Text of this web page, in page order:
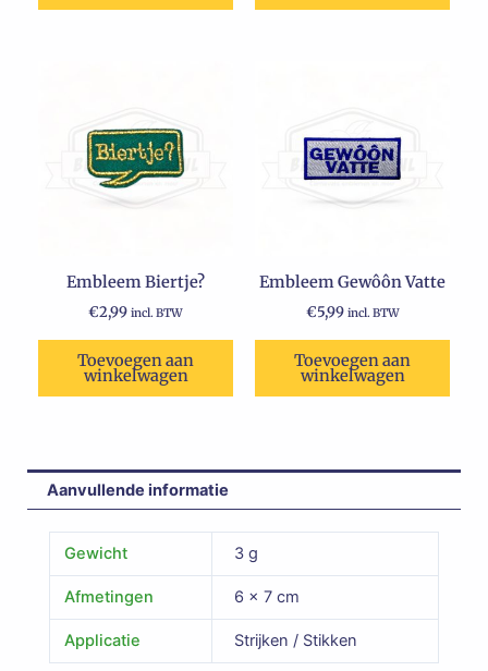
Embleem Biertje?
€2,99 incl. BTW
Toevoegen aan
winkelwagen
Embleem Gewôôn Vatte
€5,99 incl. BTW
Toevoegen aan
winkelwagen
Aanvullende informatie
Gewicht 3 g
Afmetingen 6 × 7 cm
Applicatie Strijken / Stikken